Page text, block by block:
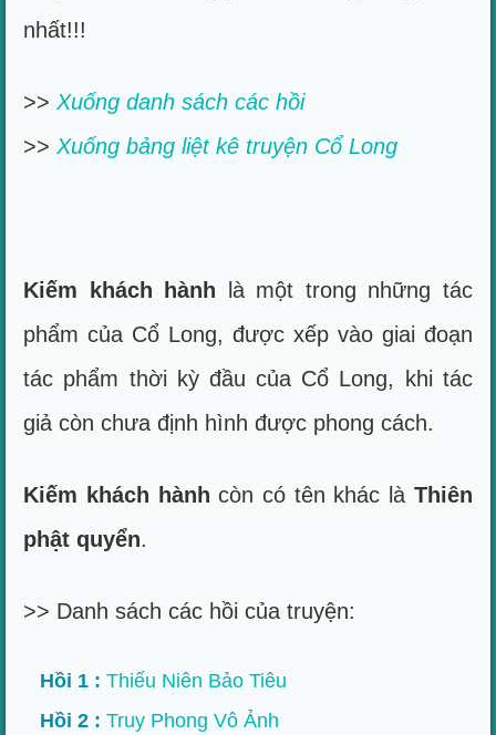
nhất!!!
>>Xuống danh sách các hồi
>>Xuống bảng liệt kê truyện Cổ Long
Kiếm khách hành là một trong những tác
phẩm của Cổ Long, được xếp vào giai đoạn
tác phẩm thời kỳ đầu của Cổ Long, khi tác
giả còn chưa định hình được phong cách.
Kiếm khách hành còn có tên khác là Thiên
phật quyển.
>> Danh sách các hồi của truyện:
Hồi 1 : Thiếu Niên Bảo Tiêu
Hồi 2 : Truy Phong Vô Ảnh